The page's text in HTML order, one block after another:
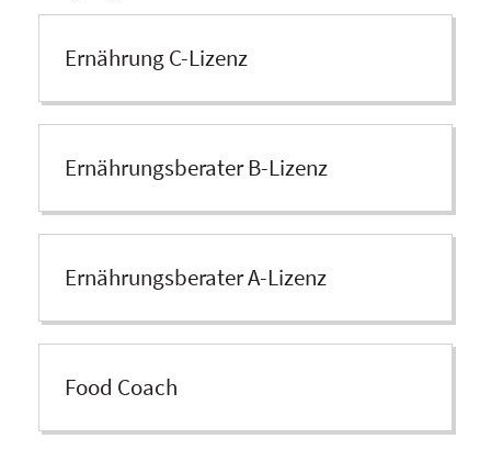
Ernährung C-Lizenz
Ernährungsberater B-Lizenz
Ernährungsberater A-Lizenz
Food Coach